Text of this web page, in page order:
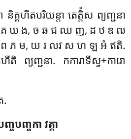
គហីតបរិយន្តា តេត្តិំស ព្យញ្ជនា
គ ឃ ង, ច ឆ ជ ឈ ញ, ដ ឋ ឌ ឍ
ភ ម, យ រ លវ ស ហ ឡ អំ ឥតិ.
ព្យញ្ជនា. កការាទីស្វ+ការោ
.
ចបញ្ចកា វគ្គា